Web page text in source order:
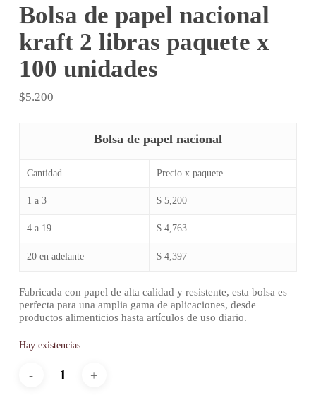
Bolsa de papel nacional
kraft 2 libras paquete x
100 unidades
$5.200
Bolsa de papel nacional
Cantidad Precio x paquete
1 a 3 $ 5,200
4 a 19 $ 4,763
20 en adelante $ 4,397
Fabricada con papel de alta calidad y resistente, esta bolsa es
perfecta para una amplia gama de aplicaciones, desde
productos alimenticios hasta artículos de uso diario.
Hay existencias